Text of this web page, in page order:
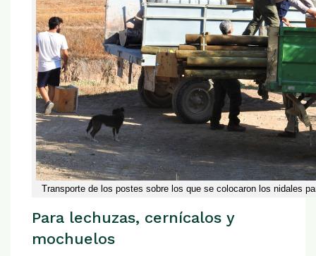
Transporte de los postes sobre los que se colocaron los nidales
Para lechuzas, cernícalos y
mochuelos